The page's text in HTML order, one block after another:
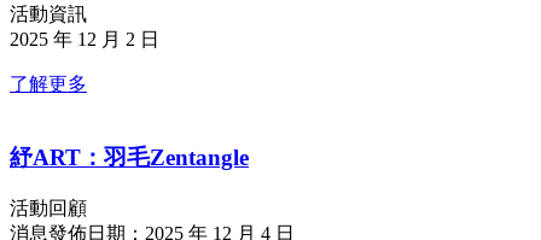
活動資訊
2025 年 12 月 2 日
了解更多
紓ART：羽毛Zentangle
活動回顧
消息發佈日期：2025 年 12 月 4 日